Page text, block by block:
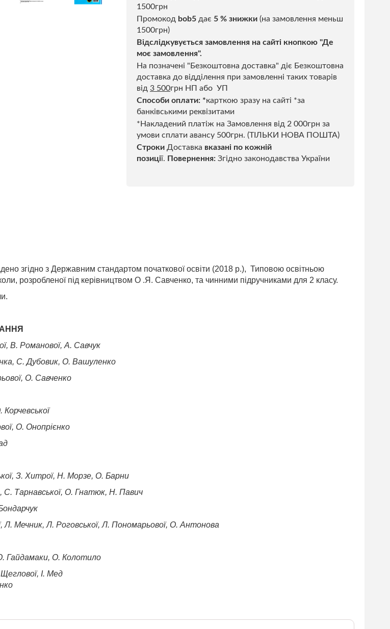
1500грн
Промокод bob5 дає 5 % знижки (на замовлення меньш
1500грн)
Відслідкувується замовлення на сайті кнопкою "Де
моє замовлення".
На позначені "Безкоштовна доставка" діє Безкоштовна
доставка до відділення при замовленні таких товарів
від 3 500грн НП або УП
Способи оплати: *карткою зразу на сайті *за
банківськими реквізитами
*Накладений платіж на Замовлення від 2 000грн за
умови сплати авансу 500грн. (ТІЛЬКИ НОВА ПОШТА)
Строки Доставка вказані по кожній
позиції. Повернення: Згідно законодавства України
згідно з Державним стандартом початкової освіти (2018 р.), Типовою освітньою
розробленої під керівництвом О .Я. Савченко, та чинними підручниками для 2 класу.
В. Романової, А. Савчук
С. Дубовик, О. Вашуленко
О. Савченко
О. Онопрієнко
З. Хитрої, Н. Морзе, О. Барни
С. Тарнавської, О. Гнатюк, Н. Павич
Л. Мечник, Л. Роговської, Л. Пономарьової, О. Антонова
Гайдамаки, О. Колотило
І. Мед